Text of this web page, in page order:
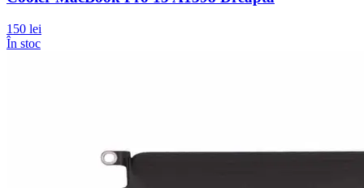
150 lei
În stoc